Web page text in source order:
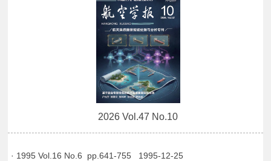
2026 Vol.47 No.10
· 1995 Vol.16 No.6 pp.641-755 1995-12-25